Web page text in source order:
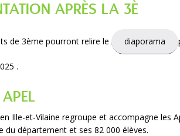
APRÈS LA 3È
de 3ème pourront relire le diaporama
.
Ille-et-Vilaine regroupe et accompagne les
du département et ses 82 000 élèves.